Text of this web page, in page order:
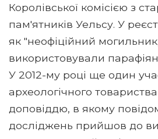
Королівської комісією з
пам'ятників Уельсу. У
як "неофіційний
використовували
У 2012-му році ще один
археологічного
доповіддю, в якому
досліджень прийшов до